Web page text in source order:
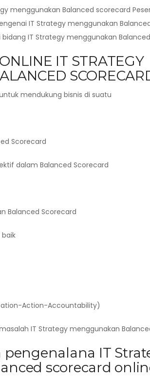
menggunakan Balanced scorecard
IT Strategy menggunakan
IT Strategy menggunakan
IT STRATEGY
mendukung bisnis di suatu
Scorecard
dalam Balanced Scorecard
Balanced Scorecard
Action-Accountability)
IT Strategy menggunakan
pengenalana IT
scorecard